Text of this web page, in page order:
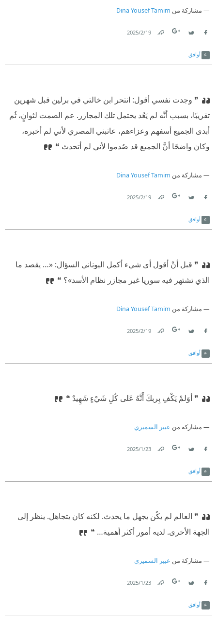
مشاركة من Dina Yousef Tamim
19‏/2‏/2025
أوافق
❞ وجدت نفسي أقول: انتحر ابن خالتي في برلين قبل شهرين
تقريبًا، بسبب أنَّه لم يَعُد يحتمل تلك المجازر. عم الصمت لثوانٍ، ثُم
أبدى الجميع أسفهم وعزاءهم، عاتبني المصري لأني لم أخبره،
وكان واضحًا أنَّ الجميع قد صُدموا لأني لم أتحدث ❝
مشاركة من Dina Yousef Tamim
19‏/2‏/2025
أوافق
❞ قبل أنْ أقول أي شيء أكمل اليوناني السؤال: «… يقصد ما
الذي تشتهر فيه سوريا غير مجازر نظام الأسد»؟ ❝
مشاركة من Dina Yousef Tamim
19‏/2‏/2025
أوافق
❞ أوَلمْ يَكْفِ بِربكَ أَنَّهُ عَلى كُلِ شَيْءٍ شَهِيدٌ ❝
مشاركة من عبير السميري
23‏/1‏/2025
أوافق
❞ العالم لم يكُن يجهل ما يحدث. لكنه كان يتجاهل. ينظر إلى
الجهة الأخرى. لديه أمور أكثر أهمية… ❝
مشاركة من عبير السميري
23‏/1‏/2025
أوافق